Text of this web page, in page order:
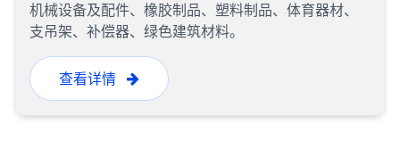
机械设备及配件、橡胶制品、塑料制品、体育器材、
支吊架、补偿器、绿色建筑材料。
查看详情